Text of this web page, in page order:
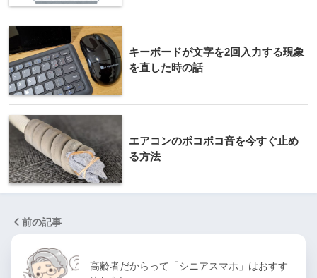
キーボードが文字を2回入力する現象
を直した時の話
エアコンのポコポコ音を今すぐ止め
る方法
前の記事
高齢者だからって「シニアスマホ」はおすす